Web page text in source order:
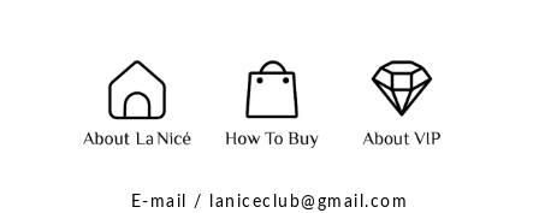
E-mail / laniceclub@gmail.com